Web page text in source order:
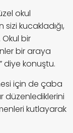
okul
kucakladığı,
bir
bir araya
diye konuştu.
için de çaba
düzenlediklerini
kutlayarak